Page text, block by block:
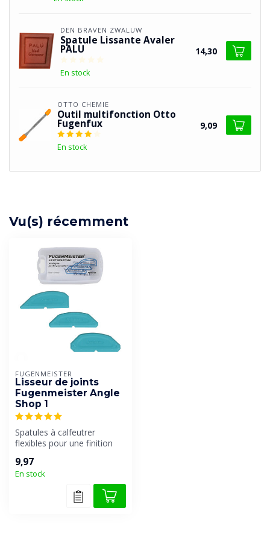
DEN BRAVEN ZWALUW
Spatule Lissante Avaler
PALU
En stock
14,30
OTTO CHEMIE
Outil multifonction Otto
Fugenfux
En stock
9,09
Vu(s) récemment
FUGENMEISTER
Lisseur de joints
Fugenmeister Angle
Shop 1
Spatules à calfeutrer
flexibles pour une finition
de ...
9,97
En stock